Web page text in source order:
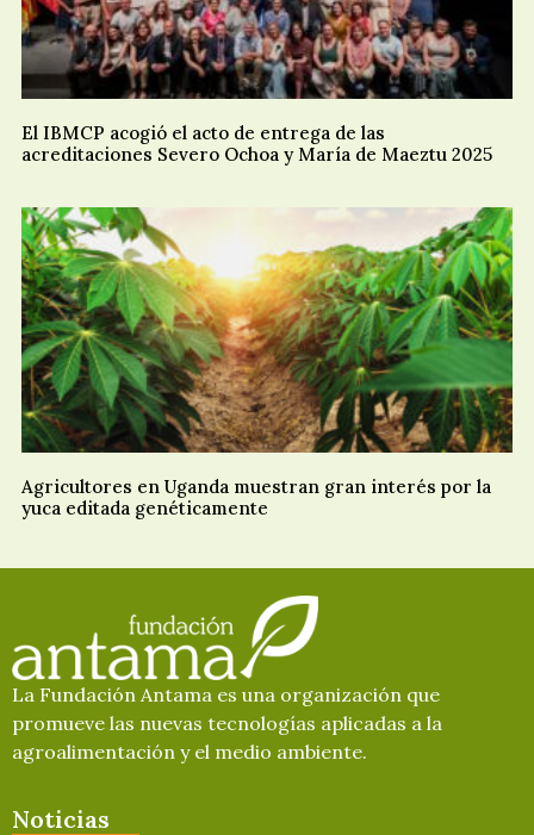
El IBMCP acogió el acto de entrega de las
acreditaciones Severo Ochoa y María de Maeztu 2025
Agricultores en Uganda muestran gran interés por la
yuca editada genéticamente
La Fundación Antama es una organización que
promueve las nuevas tecnologías aplicadas a la
agroalimentación y el medio ambiente.
Noticias